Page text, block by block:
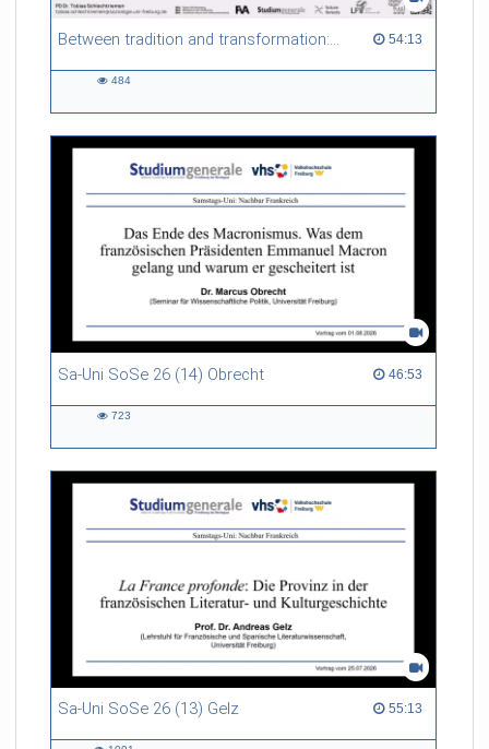
Between tradition and transformation: how owners, advisers and institutions co-create knowledge for resilient forests in Europe 54:13
54:13 duration
484
Sa-Uni SoSe 26 (14) Obrecht 46:53
46:53 duration
723
Sa-Uni SoSe 26 (13) Gelz 55:13
55:13 duration